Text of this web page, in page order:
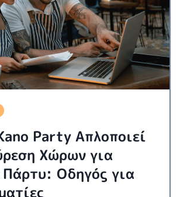
Party Απλοποιεί
Χώρων για
Πάρτυ: Οδηγός για